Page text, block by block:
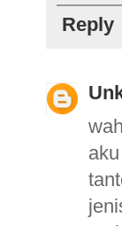
Reply